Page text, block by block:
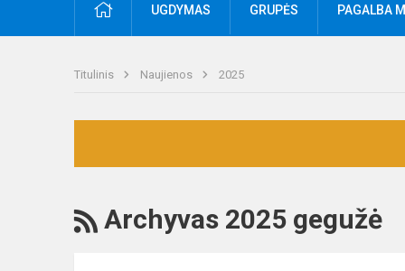
PRADŽIAUGDYMAS GRUPĖS PAGALBA
Titulinis Naujienos 2025
RSS
Archyvas 2025 gegužė